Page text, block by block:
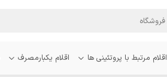
اقلام مرتبط با پروتئینی ها اقلام یکبارمصرف